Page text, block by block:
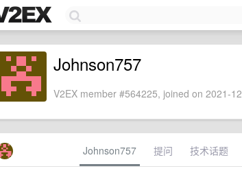
Johnson757
V2EX member #564225, joined on 2021-
Johnson757 提问 技术话题